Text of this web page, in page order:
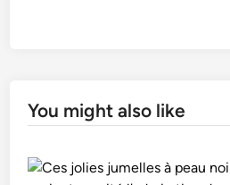
You might also like